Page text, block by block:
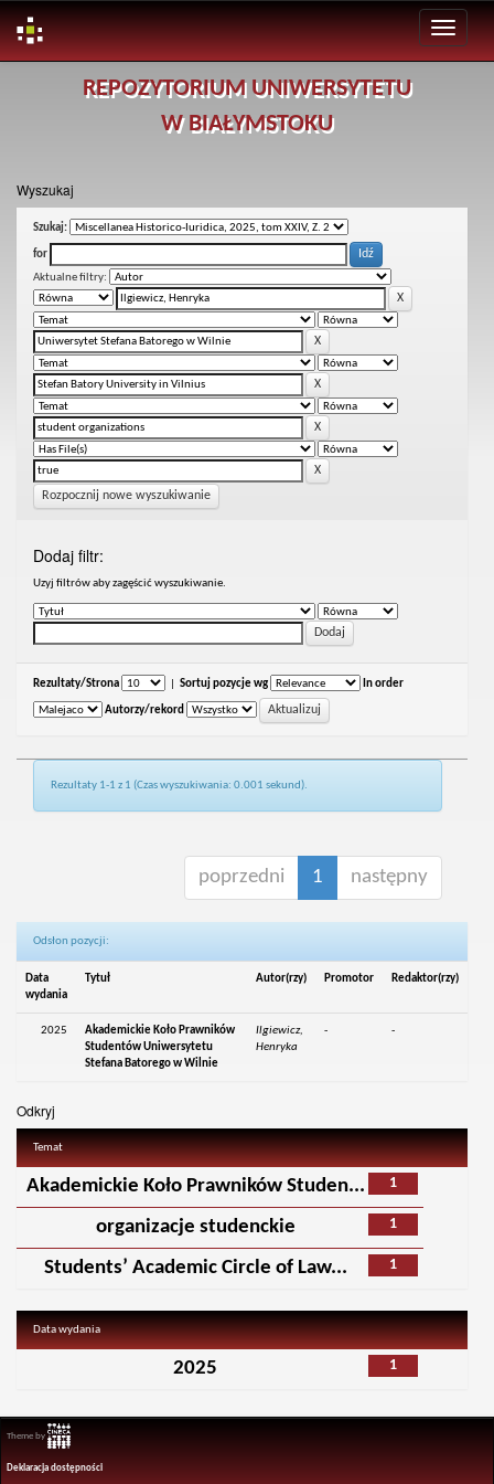
REPOZYTORIUM UNIWERSYTETU
W BIAŁYMSTOKU
Wyszukaj
Szukaj:
for
Aktualne filtry:
Rozpocznij nowe wyszukiwanie
Dodaj filtr:
Uzyj filtrów aby zagęścić wyszukiwanie.
Rezultaty/Strona Sortuj pozycje wg In order
Autorzy/rekord
Rezultaty 1-1 z 1 (Czas wyszukiwania: 0.001 sekund).
poprzedni 1 następny
Odsłon pozycji:
Data
wydania
Tytuł Autor(rzy) Promotor Redaktor(rzy)
2025
Akademickie Koło Prawników
Studentów Uniwersytetu
Stefana Batorego w Wilnie
Ilgiewicz,
Henryka
- -
Odkryj
Temat
1
Akademickie Koło Prawników Studen...
1
organizacje studenckie
1
Students’ Academic Circle of Law...
Data wydania
1
2025
Theme by
Deklaracja dostępności